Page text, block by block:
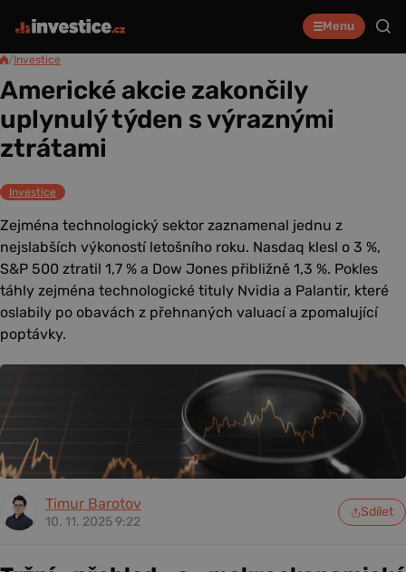
Menu
/Investice
Americké akcie zakončily
uplynulý týden s výraznými
ztrátami
Investice
Zejména technologický sektor zaznamenal jednu z
nejslabších výkoností letošního roku. Nasdaq klesl o 3 %,
S&P 500 ztratil 1,7 % a Dow Jones přibližně 1,3 %. Pokles
táhly zejména technologické tituly Nvidia a Palantir, které
oslabily po obavách z přehnaných valuací a zpomalující
poptávky.
Timur Barotov
10. 11. 2025 9:22
Sdílet